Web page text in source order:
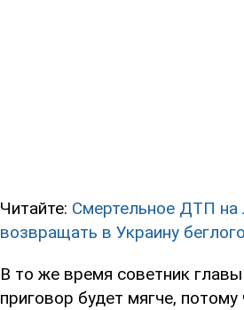
Читайте: Смертельное ДТП на
возвращать в Украину
В то же время советник
приговор будет мягче,